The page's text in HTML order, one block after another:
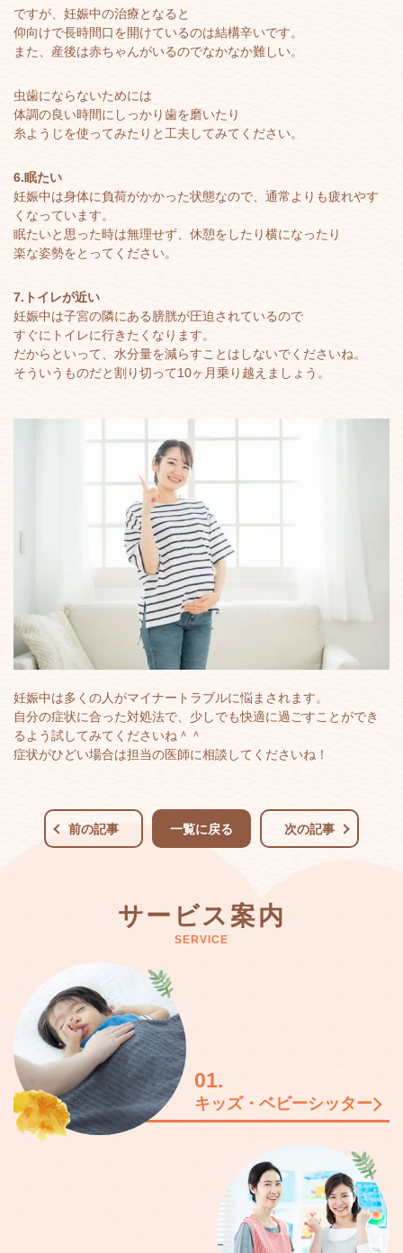
ですが、妊娠中の治療となると
仰向けで長時間口を開けているのは結構辛いです。
また、産後は赤ちゃんがいるのでなかなか難しい。
虫歯にならないためには
体調の良い時間にしっかり歯を磨いたり
糸ようじを使ってみたりと工夫してみてください。
6.眠たい
妊娠中は身体に負荷がかかった状態なので、通常よりも疲れやす
くなっています。
眠たいと思った時は無理せず、休憩をしたり横になったり
楽な姿勢をとってください。
7.トイレが近い
妊娠中は子宮の隣にある膀胱が圧迫されているので
すぐにトイレに行きたくなります。
だからといって、水分量を減らすことはしないでくださいね。
そういうものだと割り切って10ヶ月乗り越えましょう。
妊娠中は多くの人がマイナートラブルに悩まされます。
自分の症状に合った対処法で、少しでも快適に過ごすことができ
るよう試してみてくださいね＾＾
症状がひどい場合は担当の医師に相談してくださいね！
前の記事 一覧に戻る 次の記事
サービス案内
SERVICE
01.
キッズ・ベビーシッター